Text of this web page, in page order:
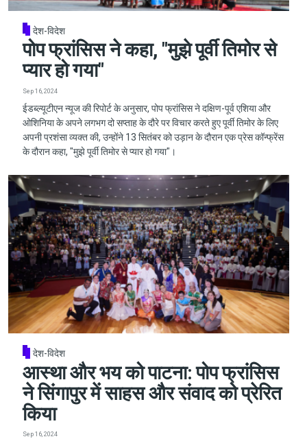
देश-विदेश
पोप फ्रांसिस ने कहा, "मुझे पूर्वी तिमोर से
प्यार हो गया"
Sep 16, 2024
ईडब्ल्यूटीएन न्यूज की रिपोर्ट के अनुसार, पोप फ्रांसिस ने दक्षिण-पूर्व एशिया और
ओशिनिया के अपने लगभग दो सप्ताह के दौरे पर विचार करते हुए पूर्वी तिमोर के लिए
अपनी प्रशंसा व्यक्त की, उन्होंने 13 सितंबर को उड़ान के दौरान एक प्रेस कॉन्फ्रेंस
के दौरान कहा, "मुझे पूर्वी तिमोर से प्यार हो गया"।
देश-विदेश
आस्था और भय को पाटना: पोप फ्रांसिस
ने सिंगापुर में साहस और संवाद को प्रेरित
किया
Sep 16, 2024